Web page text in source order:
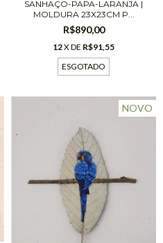
SANHAÇO-PAPA-LARANJA |
MOLDURA 23X23CM P...
R$890,00
12X DE R$91,55
ESGOTADO
NOVO